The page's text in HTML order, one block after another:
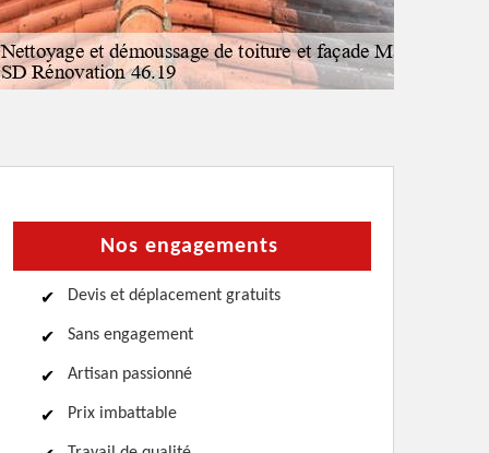
Nos engagements
Devis et déplacement gratuits
Sans engagement
Artisan passionné
Prix imbattable